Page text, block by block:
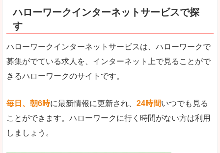
ハローワークインターネットサービスで探
す
ハローワークインターネットサービスは、ハローワークで
募集がでている求人を、インターネット上で見ることがで
きるハローワークのサイトです。
毎日、朝6時に最新情報に更新され、 24時間いつでも見る
ことができます。ハローワークに行く時間がない方は利用
しましょう。